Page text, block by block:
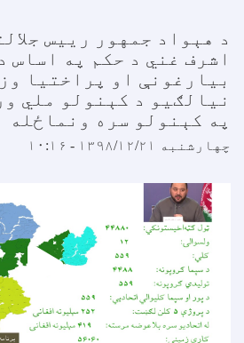
د هېواد جمهور رييس
اشرف غني د حکم په اساس
بیارغونې او پراختیا
نیالګیو د کېنولو ملي
په کېنولو سره ونماځله
چهارشنبه ۱۳۹۸/۱۲/۲۱ - ۱۰:۱۶